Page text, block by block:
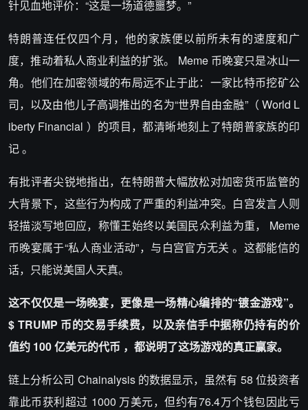
针见血地评价：“这是一场道德噩梦。”
特朗普连任仅四个月，他的家族便以前所未有的速度和广
度，推动着私人商业利益的扩张。 Meme 币晚宴只是冰山一
角。他们在加密领域的布局远不止于此：一家比特币挖矿公
司，以及由他儿子高调推出的名为“世界自由金融”（ World L
iberty Financial ）的项目，都清晰地刻上了特朗普家族的印
记 。
有批评者尖锐地指出，在特朗普大幅放松对加密货币监管的
大背景下，这些行为构成了严重的利益冲突。白宫发言人则
轻描淡写地回应，称懂王始终以美国民众利益为重， Meme
币晚宴属于“私人商业活动”，与白宫官方无关 。这都能信的
话，只能说美国人天真。
这不仅仅是一场晚宴，更像是一场精心编排的“镀金游戏”。
$ TRUMP 币的交易手续费，以及亲信手中据称仍持有的价
值约 100 亿美元的代币 ，都说明了这场游戏的真正赢家。
链上分析公司 Chainalysis 的数据显示，虽然有 58 位投资者
靠此币获利超过 1000 万美元，但约有76.4万个钱包因此亏